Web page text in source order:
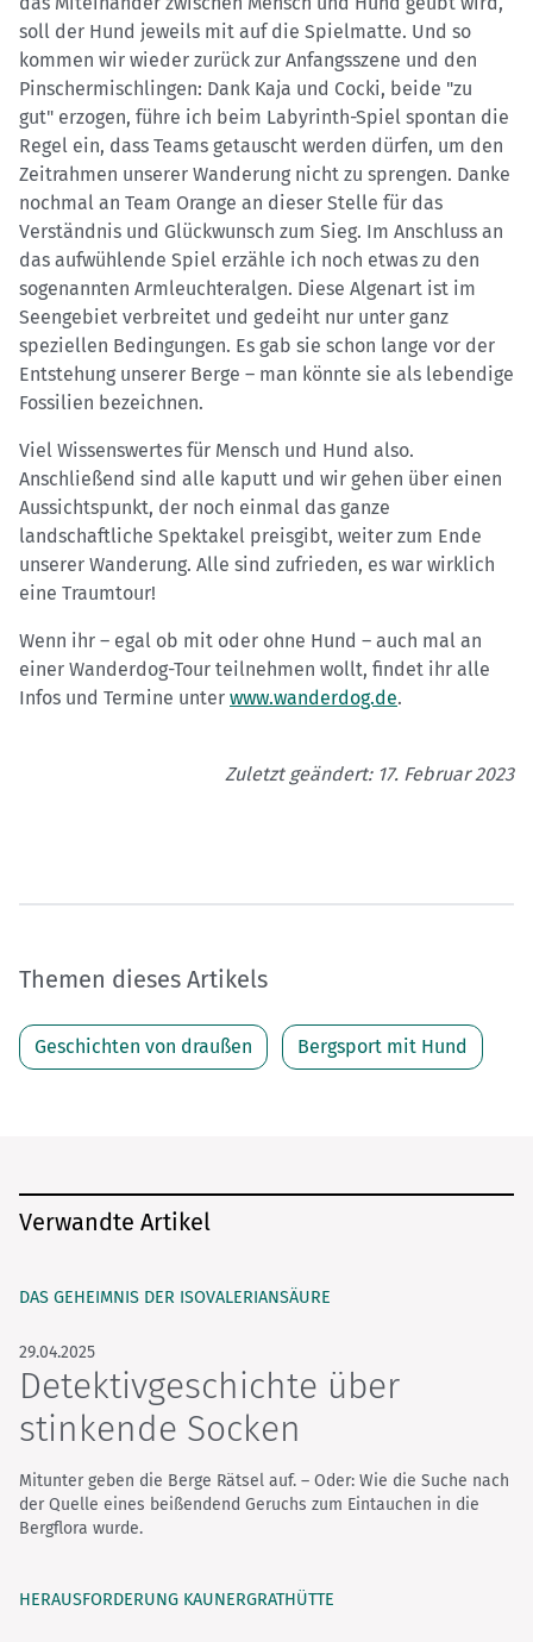
soll der Hund jeweils mit auf die Spielmatte. Und so
kommen wir wieder zurück zur Anfangsszene und den
Pinschermischlingen: Dank Kaja und Cocki, beide "zu
gut" erzogen, führe ich beim Labyrinth-Spiel spontan die
Regel ein, dass Teams getauscht werden dürfen, um den
Zeitrahmen unserer Wanderung nicht zu sprengen. Danke
nochmal an Team Orange an dieser Stelle für das
Verständnis und Glückwunsch zum Sieg. Im Anschluss an
das aufwühlende Spiel erzähle ich noch etwas zu den
sogenannten Armleuchteralgen. Diese Algenart ist im
Seengebiet verbreitet und gedeiht nur unter ganz
speziellen Bedingungen. Es gab sie schon lange vor der
Entstehung unserer Berge – man könnte sie als lebendige
Fossilien bezeichnen.
Viel Wissenswertes für Mensch und Hund also.
Anschließend sind alle kaputt und wir gehen über einen
Aussichtspunkt, der noch einmal das ganze
landschaftliche Spektakel preisgibt, weiter zum Ende
unserer Wanderung. Alle sind zufrieden, es war wirklich
eine Traumtour!
Wenn ihr – egal ob mit oder ohne Hund – auch mal an
einer Wanderdog-Tour teilnehmen wollt, findet ihr alle
Infos und Termine unter www.wanderdog.de.
Zuletzt geändert: 17. Februar 2023
Themen dieses Artikels
Geschichten von draußen Bergsport mit Hund
Verwandte Artikel
DAS GEHEIMNIS DER ISOVALERIANSÄURE
29.04.2025
Detektivgeschichte über
stinkende Socken
Mitunter geben die Berge Rätsel auf. – Oder: Wie die Suche nach
der Quelle eines beißendend Geruchs zum Eintauchen in die
Bergflora wurde.
HERAUSFORDERUNG KAUNERGRATHÜTTE